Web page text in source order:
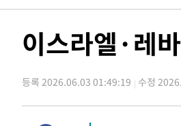
-18244초 전 >서울 낮 39도 '폭염중대
-7779초 전 > [속보] 호르무즈 해협 이
임 3년 인터뷰
2시간 전 >[속보] "이란-오만, 호르무즈
-32108초 전 >트럼프, 한국계 진보 주
-32086초 전 >
"美간섭에 합의 지연"…
이스라엘·레
등록 2026.06.03 01:49:19 수정